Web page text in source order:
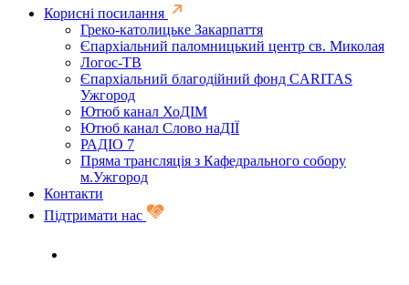
Корисні посилання
Греко-католицьке Закарпаття
Єпархіальний паломницький центр св. Миколая
Логос-ТВ
Єпархіальний благодійний фонд CARITAS
Ужгород
Ютюб канал ХоДІМ
Ютюб канал Слово наДІЇ
РАДІО 7
Пряма трансляція з Кафедрального собору
м.Ужгород
Контакти
Підтримати нас